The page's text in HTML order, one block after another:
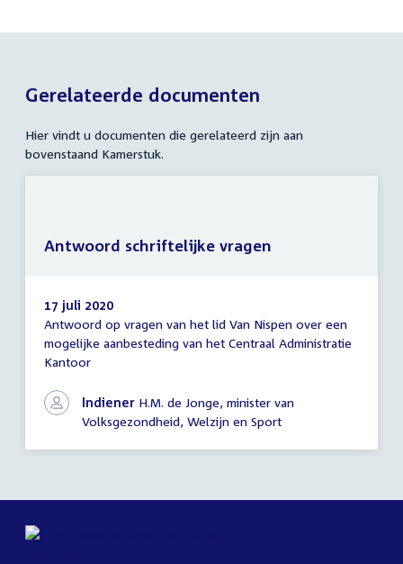
Gerelateerde documenten
Hier vindt u documenten die gerelateerd zijn aan
bovenstaand Kamerstuk.
Antwoord
schriftelijke
vragen
17 juli 2020
Antwoord op vragen van het lid Van Nispen over een
mogelijke aanbesteding van het Centraal Administratie
Kantoor
Indiener H.M. de Jonge, minister van
Volksgezondheid, Welzijn en Sport
Antwoord schriftelijke vragen